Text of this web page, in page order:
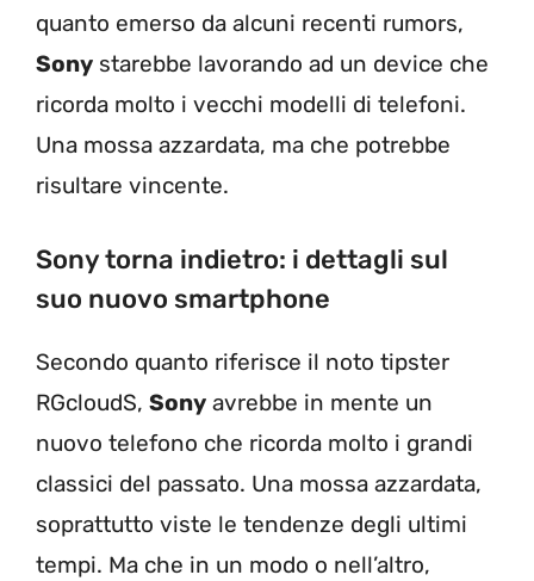
quanto emerso da alcuni recenti rumors,
Sony starebbe lavorando ad un device che
ricorda molto i vecchi modelli di telefoni.
Una mossa azzardata, ma che potrebbe
risultare vincente.
Sony torna indietro: i dettagli sul
suo nuovo smartphone
Secondo quanto riferisce il noto tipster
RGcloudS, Sony avrebbe in mente un
nuovo telefono che ricorda molto i grandi
classici del passato. Una mossa azzardata,
soprattutto viste le tendenze degli ultimi
tempi. Ma che in un modo o nell’altro,